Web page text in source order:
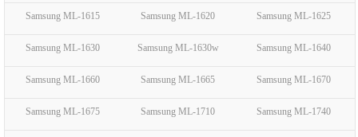
Samsung ML-1615 Samsung ML-1620 Samsung ML-1625
Samsung ML-1630 Samsung ML-1630w Samsung ML-1640
Samsung ML-1660 Samsung ML-1665 Samsung ML-1670
Samsung ML-1675 Samsung ML-1710 Samsung ML-1740